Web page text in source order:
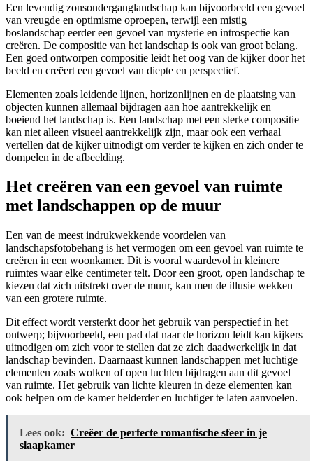
Een levendig zonsonderganglandschap kan bijvoorbeeld een gevoel
van vreugde en optimisme oproepen, terwijl een mistig
boslandschap eerder een gevoel van mysterie en introspectie kan
creëren. De compositie van het landschap is ook van groot belang.
Een goed ontworpen compositie leidt het oog van de kijker door het
beeld en creëert een gevoel van diepte en perspectief.
Elementen zoals leidende lijnen, horizonlijnen en de plaatsing van
objecten kunnen allemaal bijdragen aan hoe aantrekkelijk en
boeiend het landschap is. Een landschap met een sterke compositie
kan niet alleen visueel aantrekkelijk zijn, maar ook een verhaal
vertellen dat de kijker uitnodigt om verder te kijken en zich onder te
dompelen in de afbeelding.
Het creëren van een gevoel van ruimte
met landschappen op de muur
Een van de meest indrukwekkende voordelen van
landschapsfotobehang is het vermogen om een gevoel van ruimte te
creëren in een woonkamer. Dit is vooral waardevol in kleinere
ruimtes waar elke centimeter telt. Door een groot, open landschap te
kiezen dat zich uitstrekt over de muur, kan men de illusie wekken
van een grotere ruimte.
Dit effect wordt versterkt door het gebruik van perspectief in het
ontwerp; bijvoorbeeld, een pad dat naar de horizon leidt kan kijkers
uitnodigen om zich voor te stellen dat ze zich daadwerkelijk in dat
landschap bevinden. Daarnaast kunnen landschappen met luchtige
elementen zoals wolken of open luchten bijdragen aan dit gevoel
van ruimte. Het gebruik van lichte kleuren in deze elementen kan
ook helpen om de kamer helderder en luchtiger te laten aanvoelen.
Lees ook: Creëer de perfecte romantische sfeer in je
slaapkamer